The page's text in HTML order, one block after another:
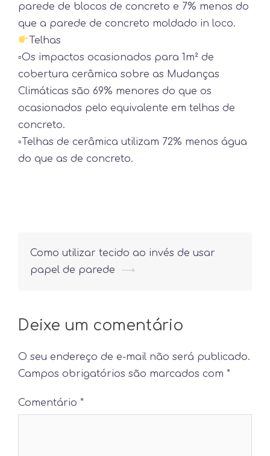
parede de blocos de concreto e 7% menos do
que a parede de concreto moldado in loco.
Telhas
▫Os impactos ocasionados para 1m² de
cobertura cerâmica sobre as Mudanças
Climáticas são 69% menores do que os
ocasionados pelo equivalente em telhas de
concreto.
▫Telhas de cerâmica utilizam 72% menos água
do que as de concreto.
Post
navigation
Como utilizar tecido ao invés de usar
papel de parede
⟶
Deixe um comentário
O seu endereço de e-mail não será publicado.
Campos obrigatórios são marcados com *
Comentário *